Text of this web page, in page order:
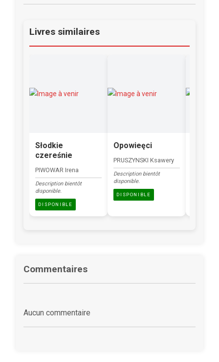
Livres similaires
Słodkie
czereśnie
PIWOWAR Irena
Description bientôt
disponible.
DISPONIBLE
Opowieęci
PRUSZYNSKI Ksawery
Description bientôt
disponible.
DISPONIBLE
Commentaires
Aucun commentaire